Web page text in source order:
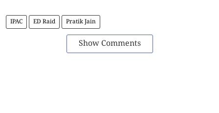
IPAC ED Raid Pratik Jain
Show Comments